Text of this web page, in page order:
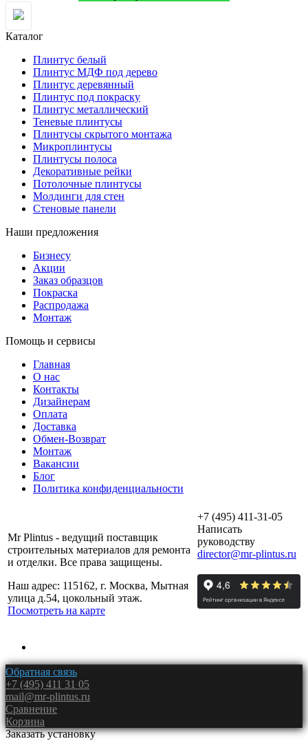
Каталог
Плинтус белый
Плинтус МДФ под дерево
Плинтус деревянный
Плинтус под покраску
Плинтус металлический
Теневые плинтусы
Плинтусы скрытого монтажа
Микроплинтусы
Плинтусы полоса
Декоративные рейки
Потолочные плинтусы
Молдинги для стен
Стеновые панели
Наши предложения
Бизнесу
Акции
Заказ образцов
Покраска
Распродажа
Монтаж
Помощь и сервисы
Главная
О нас
Контакты
Дизайнерам
Оплата
Доставка
Обмен-Возврат
Монтаж
Вакансии
Блог
Политика конфиденциальности
Mr Plintus - ведущий поставщик
строительных материалов для ремонта
и отделки. Все права защищены.
Наш адрес: 115162, г. Москва, Мытная
улица д.54, цокольный этаж.
Посмотреть на карте
+7 (495) 411-31-05
Написать
руководству
director@mr-plintus.ru
Обратная связь
+7 (495) 411 31 05
mail@mr-plintus.ru
Сравнение
Корзина
Заказать установку